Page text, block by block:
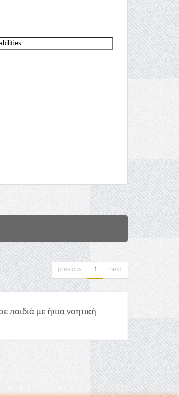
previous 1 next
παιδιά με ήπια νοητική